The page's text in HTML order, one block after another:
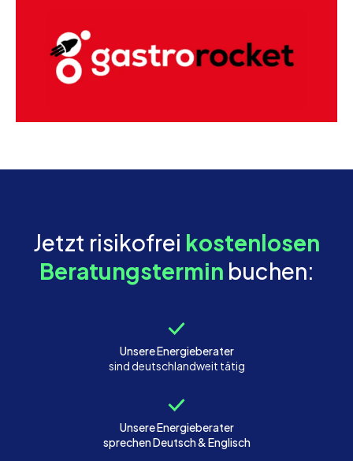
Jetzt risikofrei kostenlosen
Beratungstermin buchen:
Unsere Energieberater
sind deutschlandweit tätig
Unsere Energieberater
sprechen Deutsch & Englisch